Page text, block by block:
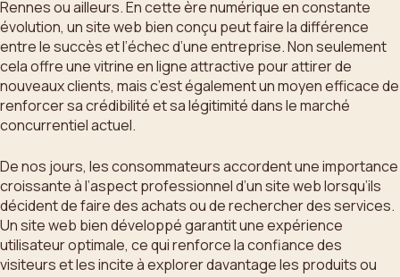
Rennes ou ailleurs. En cette ère numérique en constante
évolution, un site web bien conçu peut faire la différence
entre le succès et l’échec d’une entreprise. Non seulement
cela offre une vitrine en ligne attractive pour attirer de
nouveaux clients, mais c’est également un moyen efficace de
renforcer sa crédibilité et sa légitimité dans le marché
concurrentiel actuel.
De nos jours, les consommateurs accordent une importance
croissante à l’aspect professionnel d’un site web lorsqu’ils
décident de faire des achats ou de rechercher des services.
Un site web bien développé garantit une expérience
utilisateur optimale, ce qui renforce la confiance des
visiteurs et les incite à explorer davantage les produits ou